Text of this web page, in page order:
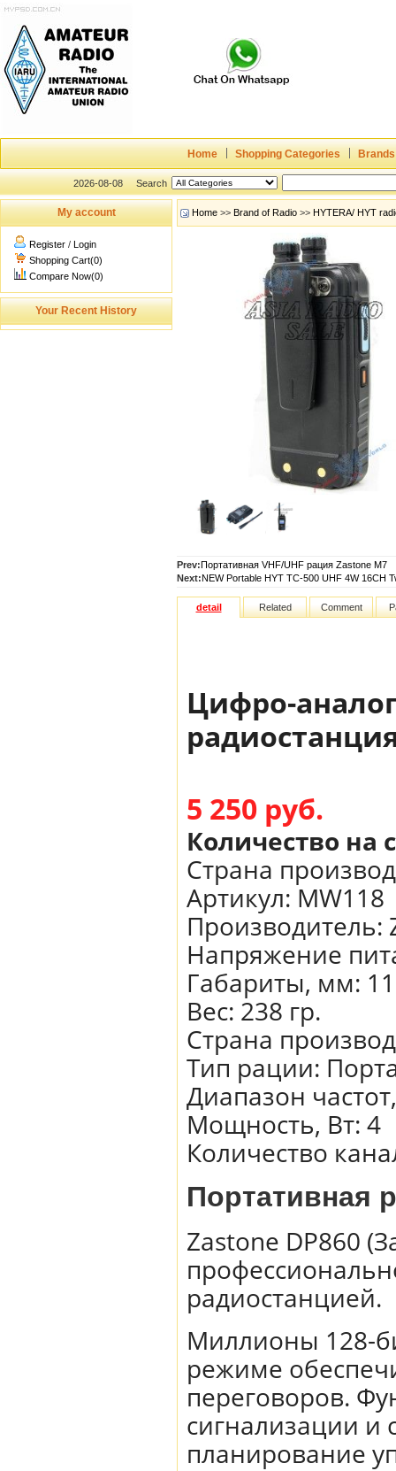
Home Shopping Categories Brands
2026-08-08 Search
My account
Register / Login
Shopping Cart(0)
Compare Now(0)
Your Recent History
Home >> Brand of Radio >> HYTERA/ HYT
Prev:Портативная VHF/UHF рация Zastone M7
Next:NEW Portable HYT TC-500 UHF 4W 16CH
detail Related Comment
Цифро-
5 250 руб.
Количество на
Страна
Артикул: MW118
Производитель:
Напряжение
Габариты, мм:
Вес: 238 гр.
Страна
Тип рации:
Диапазон
Мощность, Вт: 4
Количество
Портативная
Zastone DP860
радиостанцией.
Миллионы 128-
режиме
переговоров.
сигнализации и
планирование